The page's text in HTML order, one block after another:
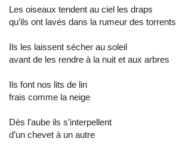
Les oiseaux tendent au ciel les draps
qu’ils ont lavés dans la rumeur des torrents
Ils les laissent sécher au soleil
avant de les rendre à la nuit et aux arbres
Ils font nos lits de lin
frais comme la neige
Dès l’aube ils s’interpellent
d’un chevet à un autre